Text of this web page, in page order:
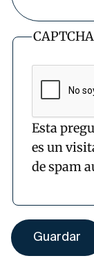
CAPTCHA
Esta
es un
de spam